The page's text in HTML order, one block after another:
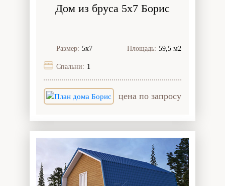
Дом из бруса 5x7 Борис
Размер: 5х7 Площадь: 59,5 м2
Спальни: 1
цена по запросу